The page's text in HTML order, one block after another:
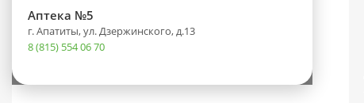
Аптека №5
г. Апатиты, ул. Дзержинского, д.13
8 (815) 554 06 70